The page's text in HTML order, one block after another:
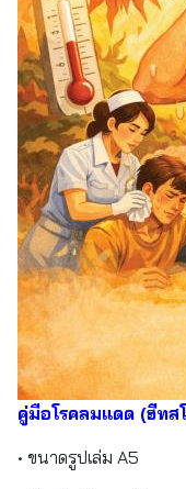
คู่มือโรคลมแดด (ฮีทส
• ขนาดรูปเล่ม A5